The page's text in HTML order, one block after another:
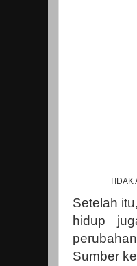
TIDAK
Setelah
hidup
Sumber